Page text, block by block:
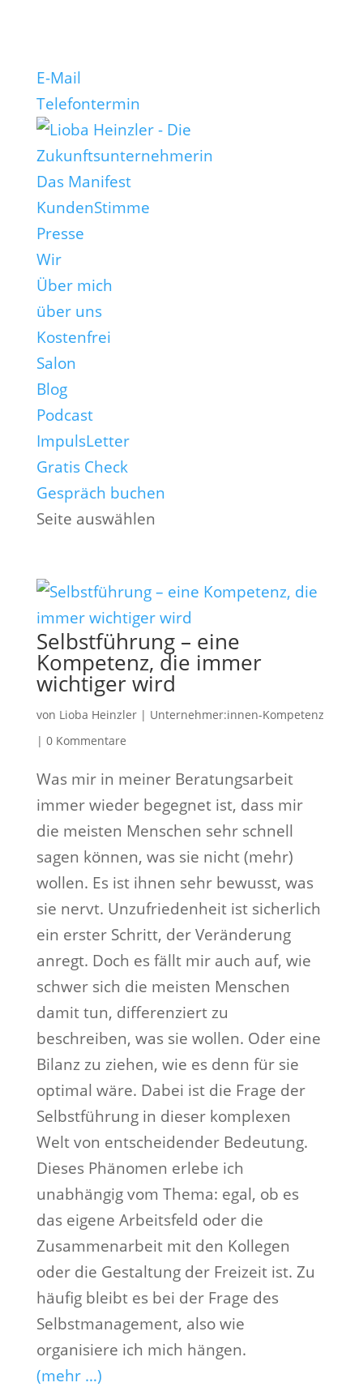
E-Mail
Telefontermin
Das Manifest
KundenStimme
Presse
Wir
Über mich
über uns
Kostenfrei
Salon
Blog
Podcast
ImpulsLetter
Gratis Check
Gespräch buchen
Seite auswählen
Selbstführung – eine
Kompetenz, die immer
wichtiger wird
von Lioba Heinzler| Unternehmer:innen-Kompetenz
| 0 Kommentare
Was mir in meiner Beratungsarbeit
immer wieder begegnet ist, dass mir
die meisten Menschen sehr schnell
sagen können, was sie nicht (mehr)
wollen. Es ist ihnen sehr bewusst, was
sie nervt. Unzufriedenheit ist sicherlich
ein erster Schritt, der Veränderung
anregt. Doch es fällt mir auch auf, wie
schwer sich die meisten Menschen
damit tun, differenziert zu
beschreiben, was sie wollen. Oder eine
Bilanz zu ziehen, wie es denn für sie
optimal wäre. Dabei ist die Frage der
Selbstführung in dieser komplexen
Welt von entscheidender Bedeutung.
Dieses Phänomen erlebe ich
unabhängig vom Thema: egal, ob es
das eigene Arbeitsfeld oder die
Zusammenarbeit mit den Kollegen
oder die Gestaltung der Freizeit ist. Zu
häufig bleibt es bei der Frage des
Selbstmanagement, also wie
organisiere ich mich hängen.
(mehr …)